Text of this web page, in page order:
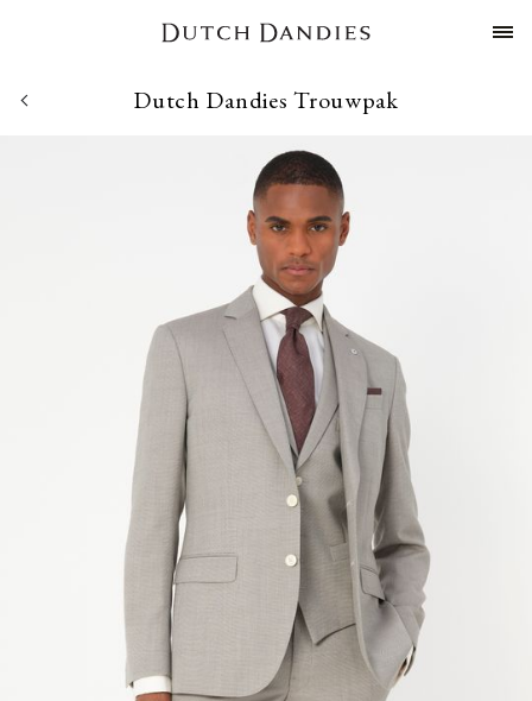
Dutch Dandies Trouwpak